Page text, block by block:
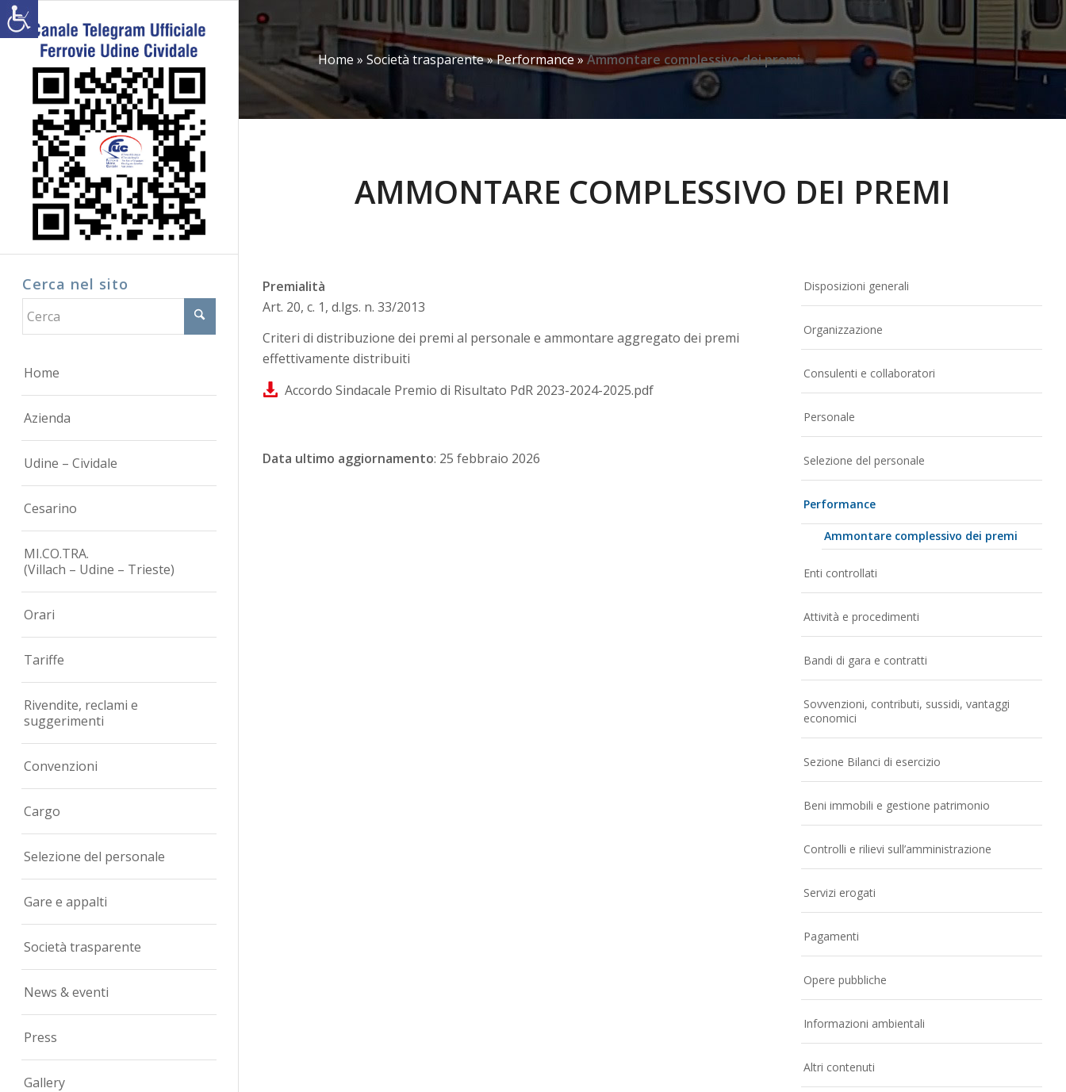
Home
Azienda
Udine – Cividale
Cesarino
MI.CO.TRA.
(Villach – Udine – Trieste)
Orari
Tariffe
Rivendite, reclami e
suggerimenti
Convenzioni
Cargo
Selezione del personale
Gare e appalti
Società trasparente
News & eventi
Press
Gallery
Cerca nel sito
Home » Società trasparente»Performance»Ammontare complessivo dei premi
AMMONTARE COMPLESSIVO DEI PREMI
Premialità
Art. 20, c. 1, d.lgs. n. 33/2013
Criteri di distribuzione dei premi al personale e ammontare aggregato dei premi
effettivamente distribuiti
Accordo Sindacale Premio di Risultato PdR 2023-2024-2025.pdf
Data ultimo aggiornamento: 25 febbraio 2026
Disposizioni generali
Organizzazione
Consulenti e collaboratori
Personale
Selezione del personale
Performance
Ammontare complessivo dei premi
Enti controllati
Attività e procedimenti
Bandi di gara e contratti
Sovvenzioni, contributi, sussidi, vantaggi
economici
Sezione Bilanci di esercizio
Beni immobili e gestione patrimonio
Controlli e rilievi sull’amministrazione
Servizi erogati
Pagamenti
Opere pubbliche
Informazioni ambientali
Altri contenuti